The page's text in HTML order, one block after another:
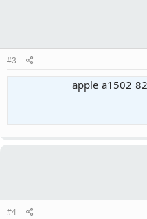
#3
apple a1502
#4